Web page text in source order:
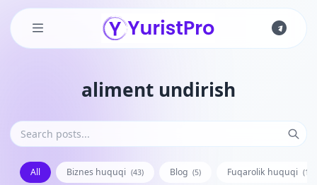
aliment undirish
All Biznes huquqi (43) Blog (5) Fuqarolik huquqi